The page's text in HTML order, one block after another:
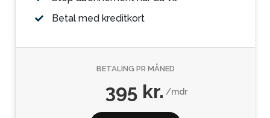
Betal med kreditkort
BETALING PR MÅNED
395 kr./mdr